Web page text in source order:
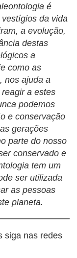
é
da vida
a evolução,
destas
a
como as
nos ajuda a
a estes
podemos
e conservação
gerações
parte do nosso
conservado e
tem um
ser utilizada
as pessoas
planeta.
siga nas redes